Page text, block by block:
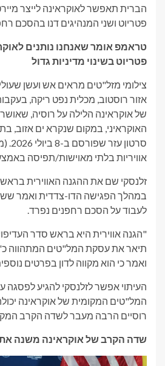
הברית תאפשר לאוקראינה לייצר
פטריוט ושני המנהיגים דנו בהסכם
טראמפ אומר שאנחנו נותנים
פטריוט בשינוי מדיניות גדול
צילומי מזל"טים מראים אש ועשן
אזור רוסטוב, מכלית נפט ריקה,
של אוקראינה הלילה על רוסיה,
האוקראיני, במקום שנקרא ים אזוב,
סרטון עזר שפורסם ב-8 ביולי 2026.
אוויריות בלתי מאוישות/תפיסה
זלנסקי שם את ההגנה האווירית
במהלך הפגישה הדו-צדדית ואמר
לעבוד על הסכם רחפנים נפרד.
"הגנה אווירית היא בראש סדר
תיאר את עסקת המל"טים המתהווה
ואמר כי הוא מקווה לדון בפרטים
העיתוי אפשר לזלנסקי להגיע לפסגה
המל"טים המקומית של אוקראינה
רוסיים הרבה מעבר לשדה הקרב
שדה הקרב של אוקראינה משנה